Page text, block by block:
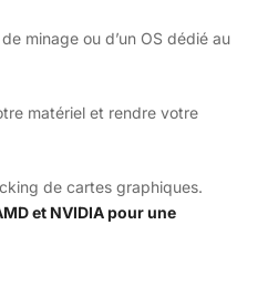
minage ou d’un OS dédié au
matériel et rendre votre
de cartes graphiques.
et NVIDIA pour une